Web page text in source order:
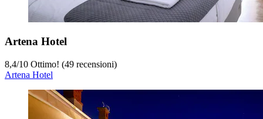
Artena Hotel
8,4/10 Ottimo! (49 recensioni)
Artena Hotel